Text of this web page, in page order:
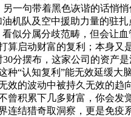
另一句带着黑色诙谐的话悄
油机队及空中援助力量的驻
似分属分歧范畴，但会让
算启动财富的复利；本身又
30分摆布，这家公司的资产
种“认知复利”能无效延缓大
效的波动中被持久无效的趋
曾积累下几多财富，你会发
连结猎奇取洞察，更是免疫